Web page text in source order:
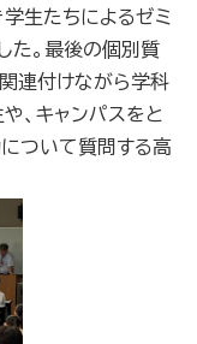
学生たちによるゼミ
た。最後の個別質
連付けながら学科
、キャンパスをと
ついて質問する高